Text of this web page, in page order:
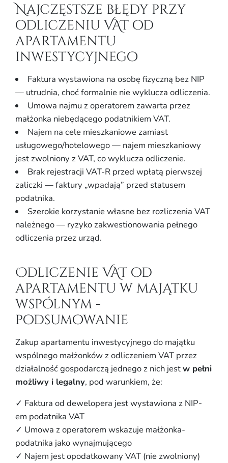
Najczęstsze błędy przy
odliczeniu VAT od
apartamentu
inwestycyjnego
Faktura wystawiona na osobę fizyczną bez NIP
— utrudnia, choć formalnie nie wyklucza odliczenia.
Umowa najmu z operatorem zawarta przez
małżonka niebędącego podatnikiem VAT.
Najem na cele mieszkaniowe zamiast
usługowego/hotelowego — najem mieszkaniowy
jest zwolniony z VAT, co wyklucza odliczenie.
Brak rejestracji VAT-R przed wpłatą pierwszej
zaliczki — faktury „wpadają” przed statusem
podatnika.
Szerokie korzystanie własne bez rozliczenia VAT
należnego — ryzyko zakwestionowania pełnego
odliczenia przez urząd.
Odliczenie VAT od
apartamentu w majątku
wspólnym -
podsumowanie
Zakup apartamentu inwestycyjnego do majątku
wspólnego małżonków z odliczeniem VAT przez
działalność gospodarczą jednego z nich jestw pełni
możliwy i legalny, pod warunkiem, że:
✓ Faktura od dewelopera jest wystawiona z NIP-
em podatnika VAT
✓ Umowa z operatorem wskazuje małżonka-
podatnika jako wynajmującego
✓ Najem jest opodatkowany VAT (nie zwolniony)